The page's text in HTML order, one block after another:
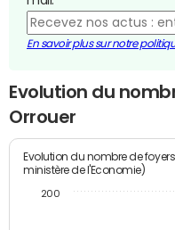
En savoir plus sur notre
Evolution du
Orrouer
Evolution du nombre de
ministère de l'Economie)
200